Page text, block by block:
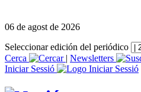
06 de agost de 2026
Seleccionar edición del periódico
Cerca
| Newsletters
Iniciar Sessió